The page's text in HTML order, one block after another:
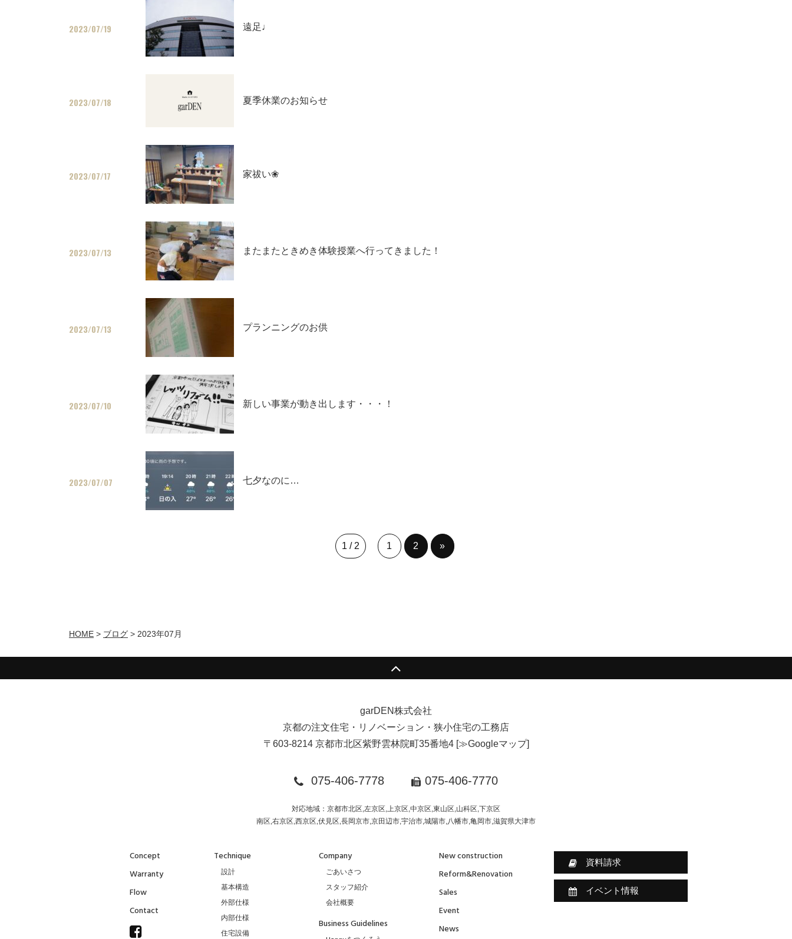
2023/07/19 遠足♩
2023/07/18 夏季休業のお知らせ
2023/07/17 家祓い❀
2023/07/13 またまたときめき体験授業へ行ってきました！
2023/07/13 プランニングのお供
2023/07/10 新しい事業が動き出します・・・！
2023/07/07 七夕なのに…
1 / 2 1 2 »
HOME > ブログ > 2023年07月
garDEN株式会社
京都の注文住宅・リノベーション・狭小住宅の工務店
〒603-8214 京都市北区紫野雲林院町35番地4[≫Googleマップ]
075-406-7778 075-406-7770
対応地域：京都市北区,左京区,上京区,中京区,東山区,山科区,下京区
南区,右京区,西京区,伏見区,長岡京市,京田辺市,宇治市,城陽市,八幡市,亀岡市,滋賀県大津市
Concept
Warranty
Flow
Contact
Technique
設計
基本構造
外部仕様
内部仕様
住宅設備
Company
ごあいさつ
スタッフ紹介
会社概要
Business Guidelines
New construction
Reform&Renovation
Sales
Event
News
資料請求
イベント情報